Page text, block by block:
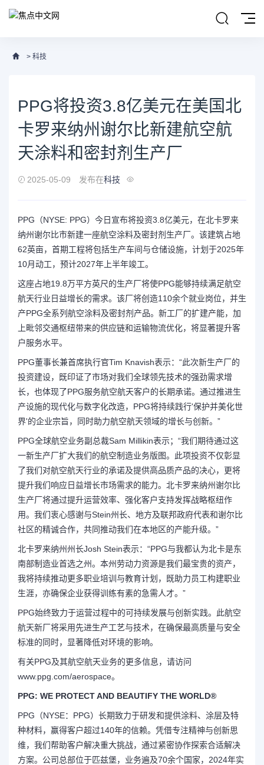
> 科技
PPG将投资3.8亿美元在美国北
卡罗来纳州谢尔比新建航空航
天涂料和密封剂生产厂
2025-05-09 发布在科技
PPG（NYSE: PPG）今日宣布将投资3.8亿美元，在北卡罗来
纳州谢尔比市新建一座航空涂料及密封剂生产厂。该建筑占地
62英亩，首期工程将包括生产车间与仓储设施，计划于2025年
10月动工，预计2027年上半年竣工。
这座占地19.8万平方英尺的生产厂将使PPG能够持续满足航空
航天行业日益增长的需求。该厂将创造110余个就业岗位，并生
产PPG全系列航空涂料及密封剂产品。新工厂的扩建产能，加
上毗邻交通枢纽带来的供应链和运输物流优化，将显著提升客
户服务水平。
PPG董事长兼首席执行官Tim Knavish表示：“此次新生产厂的
投资建设，既印证了市场对我们全球领先技术的强劲需求增
长，也体现了PPG服务航空航天客户的长期承诺。通过推进生
产设施的现代化与数字化改造，PPG将持续践行'保护并美化世
界'的企业宗旨，同时助力航空航天领域的增长与创新。”
PPG全球航空业务副总裁Sam Millikin表示；“我们期待通过这
一新生产厂扩大我们的航空制造业务版图。此项投资不仅彰显
了我们对航空航天行业的承诺及提供高品质产品的决心，更将
提升我们响应日益增长市场需求的能力。北卡罗来纳州谢尔比
生产厂将通过提升运营效率、强化客户支持发挥战略枢纽作
用。我们衷心感谢与Stein州长、地方及联邦政府代表和谢尔比
社区的精诚合作，共同推动我们在本地区的产能升级。”
北卡罗来纳州州长Josh Stein表示：“PPG与我都认为北卡是东
南部制造业首选之州。本州劳动力资源是我们最宝贵的资产，
我将持续推动更多职业培训与教育计划，既助力员工构建职业
生涯，亦确保企业获得训练有素的急需人才。”
PPG始终致力于运营过程中的可持续发展与创新实践。此航空
航天新厂将采用先进生产工艺与技术，在确保最高质量与安全
标准的同时，显著降低对环境的影响。
有关PPG及其航空航天业务的更多信息，请访问
www.ppg.com/aerospace。
PPG: WE PROTECT AND BEAUTIFY THE WORLD®
PPG（NYSE：PPG）长期致力于研发和提供涂料、涂层及特
种材料，赢得客户超过140年的信赖。凭借专注精神与创新思
维，我们帮助客户解决重大挑战，通过紧密协作探索合适解决
方案。公司总部位于匹兹堡，业务遍及70余个国家，2024年实